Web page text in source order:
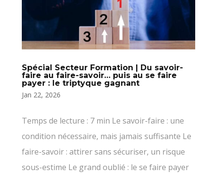
Spécial Secteur Formation | Du savoir-
faire au faire-savoir… puis au se faire
payer : le triptyque gagnant
Jan 22, 2026
Temps de lecture : 7 min Le savoir-faire : une
condition nécessaire, mais jamais suffisante Le
faire-savoir : attirer sans sécuriser, un risque
sous-estime Le grand oublié : le se faire payer